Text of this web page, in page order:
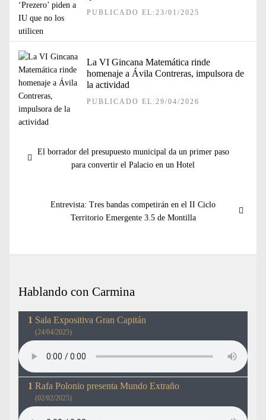
PUBLICADO EL:23/01/2025
La VI Gincana Matemática rinde
homenaje a Ávila Contreras, impulsora de
la actividad
PUBLICADO EL:29/04/2026
de
Entrada
El borrador del presupuesto municipal da un primer paso
para convertir el Palacio en un Hotel
Entrada
siguiente:
Entrevista: Tres bandas competirán en el II Ciclo
Territorio Emergente 3.5 de Montilla
Hablando con Carmina
Sala Expositiva Gran Capitán
(24/04/2025)
Rafa Polonio presenta Mundo Extraño
(02/02/2025)